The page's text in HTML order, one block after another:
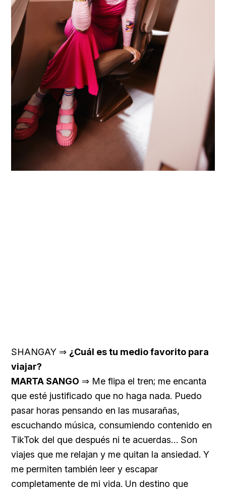
SHANGAY ⇒ ¿Cuál es tu medio favorito para
viajar?
MARTA SANGO ⇒ Me flipa el tren; me encanta
que esté justificado que no haga nada. Puedo
pasar horas pensando en las musarañas,
escuchando música, consumiendo contenido en
TikTok del que después ni te acuerdas… Son
viajes que me relajan y me quitan la ansiedad. Y
me permiten también leer y escapar
completamente de mi vida. Un destino que